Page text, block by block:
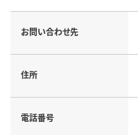
お問い合わせ先
住所
電話番号